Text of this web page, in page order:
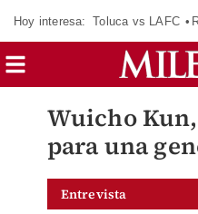
Hoy interesa: Toluca vs LAFC
Wuicho
para una
Entrevista